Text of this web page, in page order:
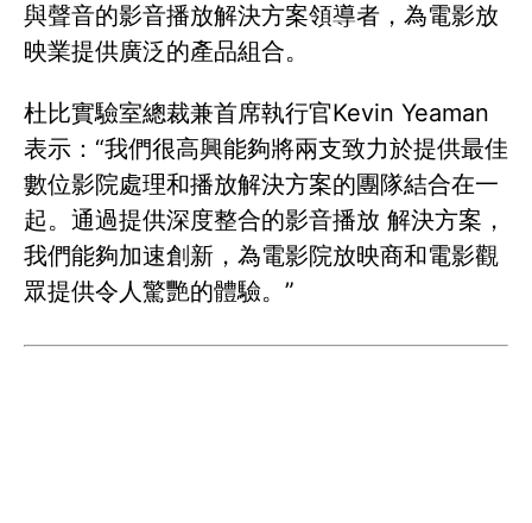
與聲音的影音播放解決方案領導者，為電影放
映業提供廣泛的產品組合。
杜比實驗室總裁兼首席執行官Kevin Yeaman
表示：“我們很高興能夠將兩支致力於提供最佳
數位影院處理和播放解決方案的團隊結合在一
起。通過提供深度整合的影音播放 解決方案，
我們能夠加速創新，為電影院放映商和電影觀
眾提供令人驚艷的體驗。”